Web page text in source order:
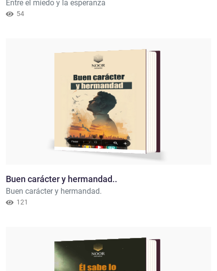
Entre el miedo y la esperanza
54
Buen carácter y hermandad..
Buen carácter y hermandad.
121